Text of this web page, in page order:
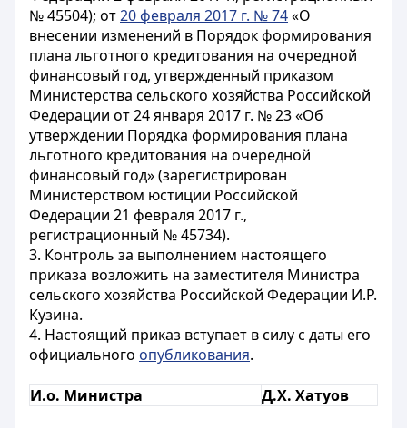
№ 45504); от20 февраля 2017 г. № 74«О
внесении изменений в Порядок формирования
плана льготного кредитования на очередной
финансовый год, утвержденный приказом
Министерства сельского хозяйства Российской
Федерации от 24 января 2017 г. № 23 «Об
утверждении Порядка формирования плана
льготного кредитования на очередной
финансовый год» (зарегистрирован
Министерством юстиции Российской
Федерации 21 февраля 2017 г.,
регистрационный № 45734).
3. Контроль за выполнением настоящего
приказа возложить на заместителя Министра
сельского хозяйства Российской Федерации И.Р.
Кузина.
4. Настоящий приказ вступает в силу с даты его
официального опубликования.
И.о. Министра Д.Х. Хатуов